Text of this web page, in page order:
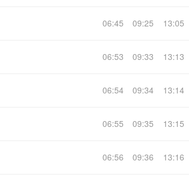
06:45 09:25 13:05
06:53 09:33 13:13
06:54 09:34 13:14
06:55 09:35 13:15
06:56 09:36 13:16